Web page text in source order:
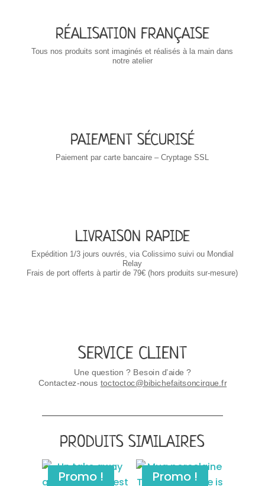
RÉALISATION FRANÇAISE
Tous nos produits sont imaginés et réalisés à la main dans
notre atelier
PAIEMENT SÉCURISÉ
Paiement par carte bancaire – Cryptage SSL
LIVRAISON RAPIDE
Expédition 1/3 jours ouvrés, via Colissimo suivi ou Mondial
Relay
Frais de port offerts à partir de 79€ (hors produits sur-mesure)
SERVICE CLIENT
Une question ? Besoin d’aide ?
Contactez-nous toctoctoc@bibichefaitsoncirque.fr
PRODUITS SIMILAIRES
Promo ! Promo !